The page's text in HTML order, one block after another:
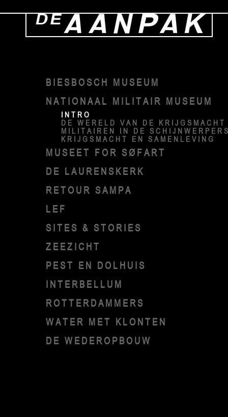
BIESBOSCH MUSEUM
NATIONAAL MILITAIR MUSEUM
INTRO
DE WERELD VAN DE KRIJGSMACHT
MILITAIREN IN DE
KRIJGSMACHT EN SAMENLEVING
MUSEET FOR SØFART
DE LAURENSKERK
RETOUR SAMPA
LEF
SITES & STORIES
ZEEZICHT
PEST EN DOLHUIS
INTERBELLUM
ROTTERDAMMERS
WATER MET KLONTEN
DE WEDEROPBOUW